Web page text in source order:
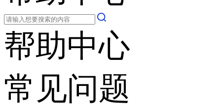
帮助中心
常见问题